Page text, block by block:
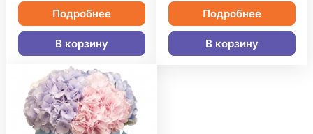
Подробнее
В корзину
Подробнее
В корзину